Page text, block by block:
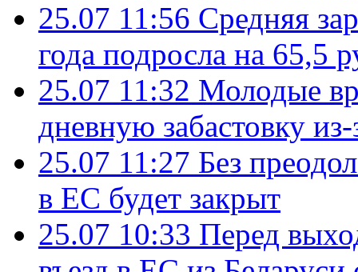
25.07 11:56 Средняя
года подросла на 65,5
25.07 11:32 Молодые
дневную забастовку
25.07 11:27 Без
в ЕС будет закрыт
25.07 10:33 Перед